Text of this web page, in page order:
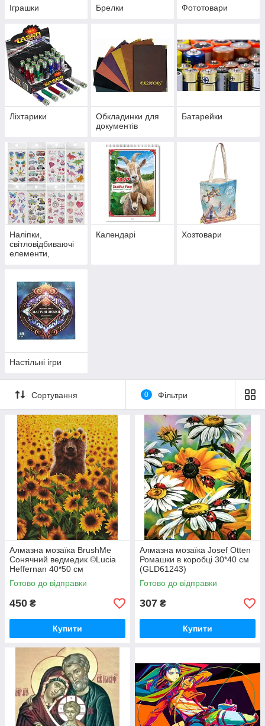
Іграшки Брелки Фототовари
Ліхтарики
Обкладинки для
документів
Батарейки
Наліпки,
світловідбиваючі
елементи,
Календарі Хозтовари
Настільні ігри
Сортування 0 Фільтри
Алмазна мозаїка BrushMe
Сонячний ведмедик ©Lucia
Heffernan 40*50 см
(DBS1200)
Готово до відправки
450 ₴
Купити
Алмазна мозаїка Josef Otten
Ромашки в коробці 30*40 см
(GLD61243)
Готово до відправки
307 ₴
Купити